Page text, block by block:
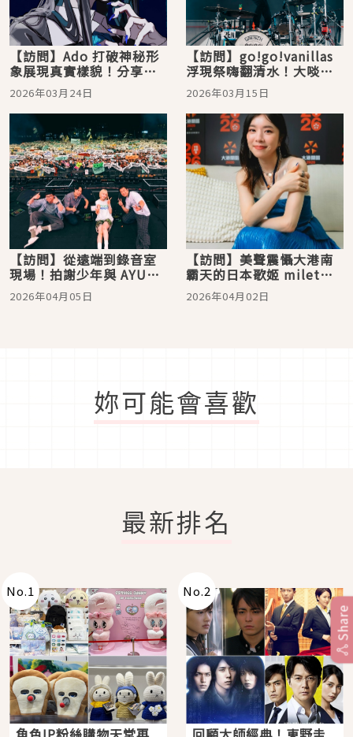
【訪問】Ado 打破神秘形
象展現真實樣貌！分享來
台與柯基的可愛邂逅，最
愛歌單竟是海豚刑警
2026年03月24日
【訪問】go!go!vanillas
浮現祭嗨翻清水！大啖青
蛙、鱷魚肉沒在怕，預告7
月專場將唱好唱滿
2026年03月15日
【訪問】從遠端到錄音室
現場！拍謝少年與 AYUNi
D 跨國碰撞音樂與文化火
花
2026年04月05日
【訪問】美聲震懾大港南
霸天的日本歌姬 milet，
分享願意接納不完美自己
的心路歷程
2026年04月02日
妳可能會喜歡
最新排名
No.1 No.2
Share